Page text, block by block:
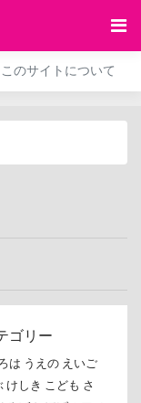
このサイトについて
ゴリー
は うえの えいご
けしき こども さ